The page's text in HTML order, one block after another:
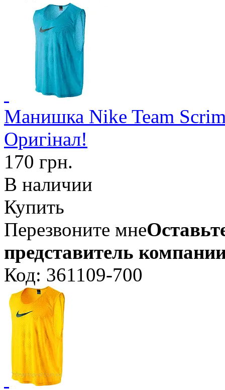
Манишка Nike Team
Оригінал!
170 грн.
В наличии
Купить
Перезвоните мне
представитель
Код: 361109-700